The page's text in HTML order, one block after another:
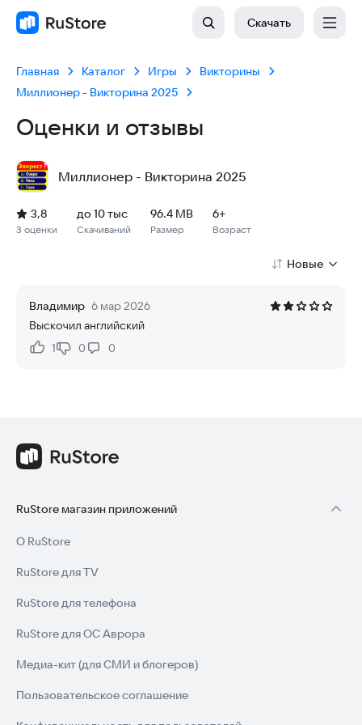
Скачать
Главная Каталог Игры
Викторины
Миллионер - Викторина 2025
Оценки и отзывы
Миллионер - Викторина 2025
Рейтинг: 3,8, 3 оценки
Скачиваний: до 10 тыс
Размер файла: 96.4 MB
Возрастное ограничение: 96.4 MB
3 оценки
3,8
Скачиваний
до 10 тыс
Размер
96.4 MB
Возраст
6+
Новые
Владимир 6 мар 2026
Выскочил английский
Нравится:
1Не нравится:
0 0
RuStore магазин приложений
О RuStore
RuStore для TV
RuStore для телефона
RuStore для ОС Аврора
Медиа-кит (для СМИ и блогеров)
Пользовательское соглашение